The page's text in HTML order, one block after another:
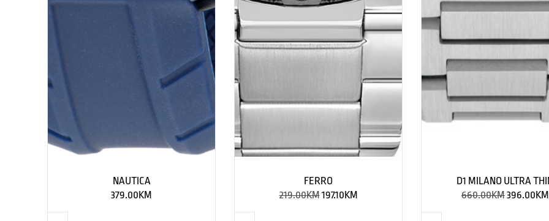
NAUTICA
379.00KM
FERRO
219.00KM197.10KM
D1 MILANO ULTRA
660.00KM396.00KM